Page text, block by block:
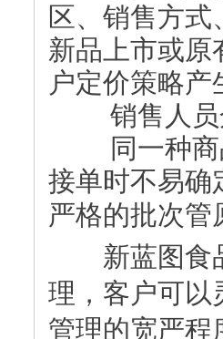
区、销售方
新品上市或原
户定价策略
销售人员众
同一种商品
接单时不易确
严格的批次管
新蓝图食品
理，客户可以
管理的宽严程